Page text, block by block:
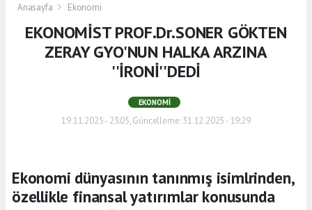
Anasayfa Ekonomi
EKONOMİST PROF.Dr.SONER GÖKTEN
ZERAY GYO'NUN HALKA ARZINA
''İRONİ''DEDİ
EKONOMI
19.11.2025 - 23:05, Güncelleme: 31.12.2025 - 19:29
Ekonomi dünyasının tanınmış isimlrinden,
özellikle finansal yatırımlar konusunda